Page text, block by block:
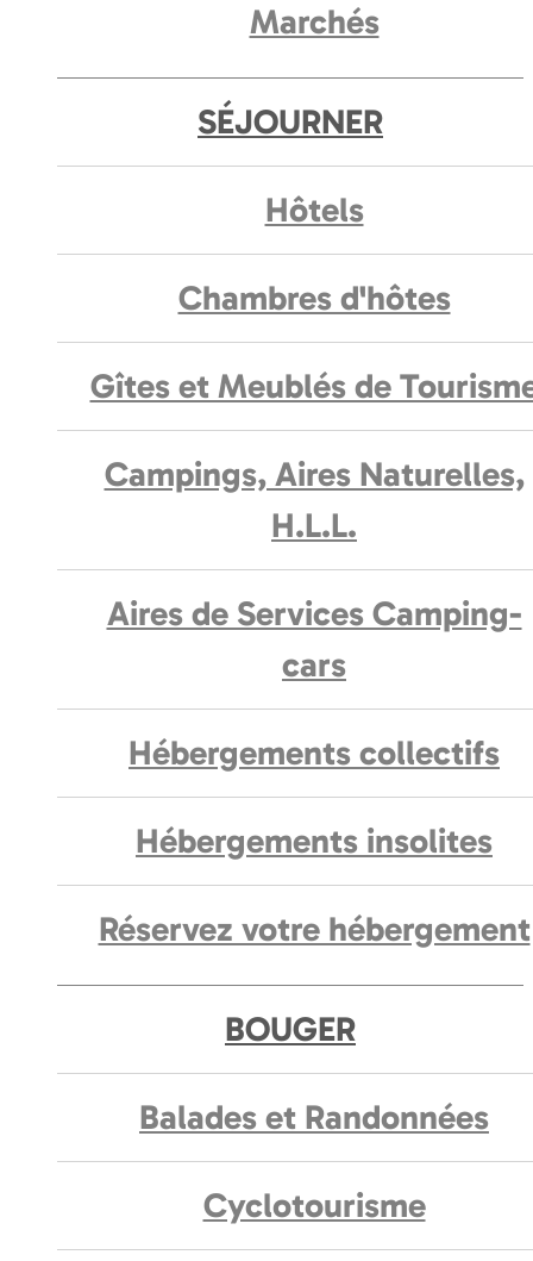
Marchés
SÉJOURNER
Hôtels
Chambres d'hôtes
Gîtes et Meublés de
Campings, Aires Naturelles,
H.L.L.
Aires de Services Camping-
cars
Hébergements collectifs
Hébergements insolites
Réservez votre hébergement
BOUGER
Balades et Randonnées
Cyclotourisme